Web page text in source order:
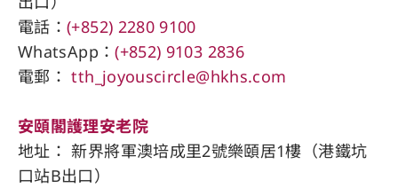
電話：(+852) 2280 9100
WhatsApp：(+852) 9103 2836
電郵：tth_joyouscircle@hkhs.com
安頤閣護理安老院
地址： 新界將軍澳培成里2號樂頤居1樓（港鐵坑
口站​B出口）